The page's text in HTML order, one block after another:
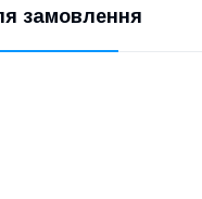
замовлення